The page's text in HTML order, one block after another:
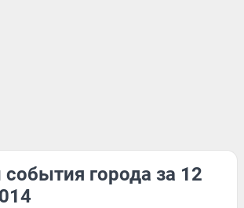
города за 12